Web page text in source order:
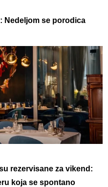
Nedeljom se porodica
rezervisane za vikend:
koja se spontano